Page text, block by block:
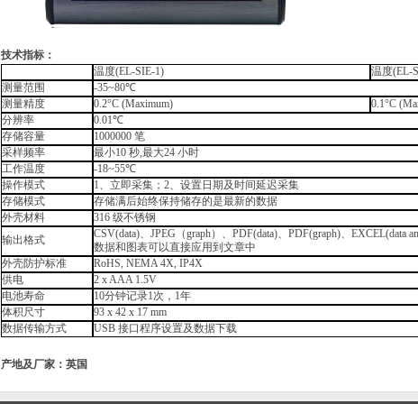
技术指标：
温度(EL-SIE-1) 温度(EL-
测量范围
-35~80℃
测量精度
0.2°C (Maximum) 0.1°C
分辨率
0.01℃
存储容量
1000000笔
采样频率
最小10秒,最大24小时
工作温度
-18~55℃
操作模式
1、立即采集；2、设置日期及时间延迟采集
存储模式
存储满后始终保持储存的是最新的数据
外壳材料
316级不锈钢
输出格式
CSV(data)、JPEG （graph）、PDF(data)、PDF(graph)、EXCEL(data
数据和图表可以直接应用到文章中
外壳防护标准
RoHS, NEMA 4X, IP4X
供电
2 x AAA 1.5V
电池寿命
10分钟记录1次， 1年
体积尺寸
93 x 42 x 17 mm
数据传输方式
USB接口程序设置及数据下载
产地及厂家：英国